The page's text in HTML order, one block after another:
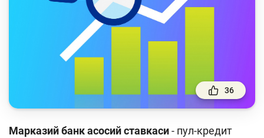
Молия бозори
Пул-кредит сиёсати ва унинг элементлари
Молиявий хавфсизлик
Тадбиркорлик
36
Марказий банк асосий ставкаси- пул-кредит